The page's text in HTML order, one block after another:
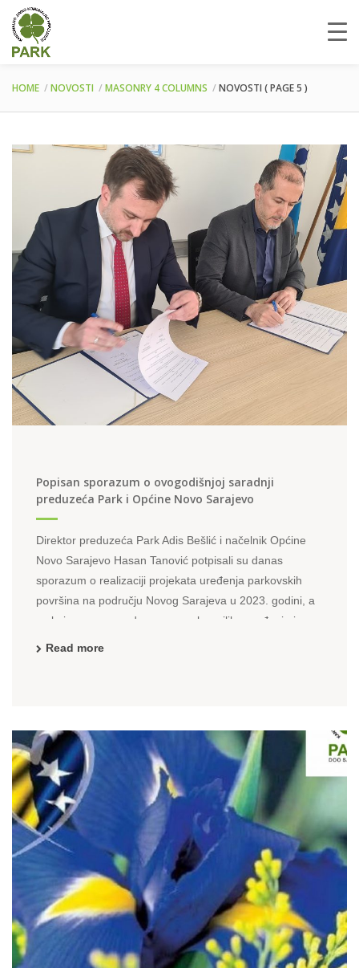
HOME NOVOSTI MASONRY 4 COLUMNS NOVOSTI ( PAGE 5 )
Popisan sporazum o ovogodišnjoj saradnji
preduzeća Park i Općine Novo Sarajevo
Direktor preduzeća Park Adis Bešlić i načelnik Općine
Novo Sarajevo Hasan Tanović potpisali su danas
sporazum o realizaciji projekata uređenja parkovskih
površina na području Novog Sarajeva u 2023. godini, a
s obzirom na pogodne vremenske prilike uređenje i
Read more